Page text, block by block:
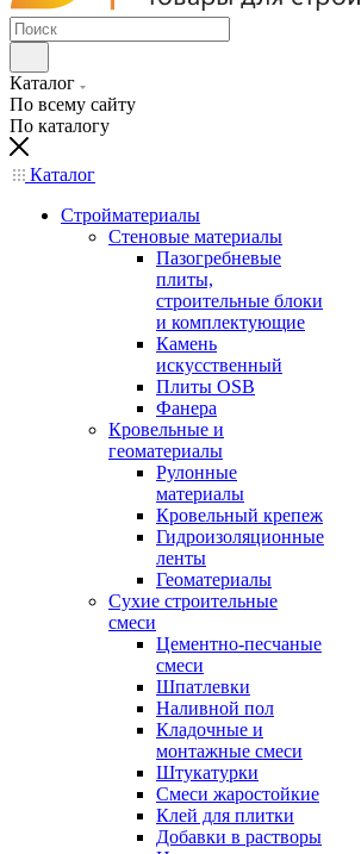
Каталог
По всему сайту
По каталогу
Каталог
Стройматериалы
Стеновые материалы
Пазогребневые
плиты,
строительные блоки
и комплектующие
Камень
искусственный
Плиты OSB
Фанера
Кровельные и
геоматериалы
Рулонные
материалы
Кровельный крепеж
Гидроизоляционные
ленты
Геоматериалы
Сухие строительные
смеси
Цементно-песчаные
смеси
Шпатлевки
Наливной пол
Кладочные и
монтажные смеси
Штукатурки
Смеси жаростойкие
Клей для плитки
Добавки в растворы